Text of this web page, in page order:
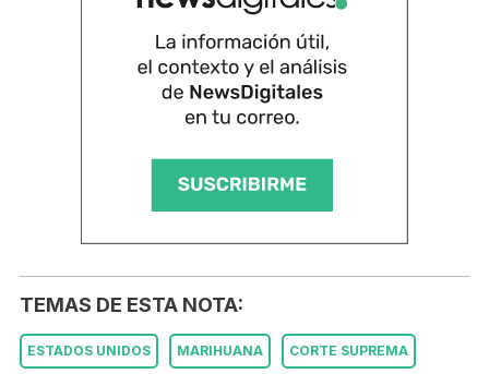
TEMAS DE ESTA NOTA:
ESTADOS UNIDOS MARIHUANA CORTE SUPREMA